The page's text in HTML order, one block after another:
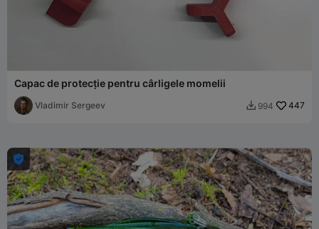
Capac de protecție pentru cârligele momelii
Vladimir Sergeev  994 447
